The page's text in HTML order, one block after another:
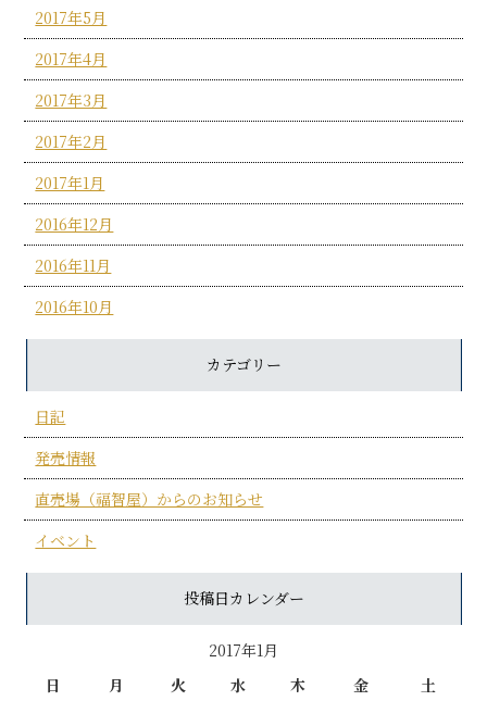
2017年5月
2017年4月
2017年3月
2017年2月
2017年1月
2016年12月
2016年11月
2016年10月
カテゴリー
日記
発売情報
直売場（福智屋）からのお知らせ
イベント
投稿日カレンダー
2017年1月
日
月 火 水 木 金 土